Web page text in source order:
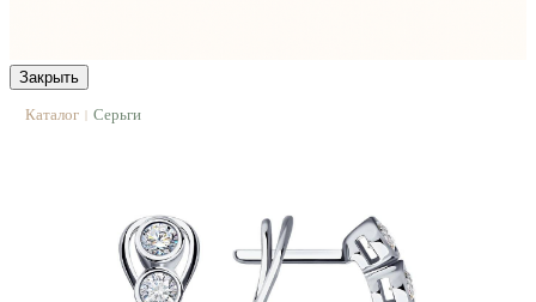
Закрыть
Каталог | Серьги